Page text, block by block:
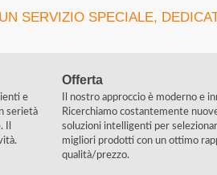
SERVIZIO SPECIALE,
e
serietà
Offerta
Il nostro approccio è moderno e
Ricerchiamo costantemente
soluzioni intelligenti per
migliori prodotti con un ottimo
qualità/prezzo.